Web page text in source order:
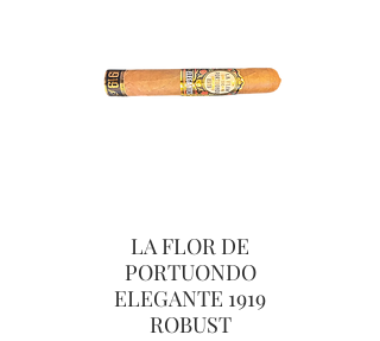
LA FLOR DE
PORTUONDO
ELEGANTE 1919
ROBUST